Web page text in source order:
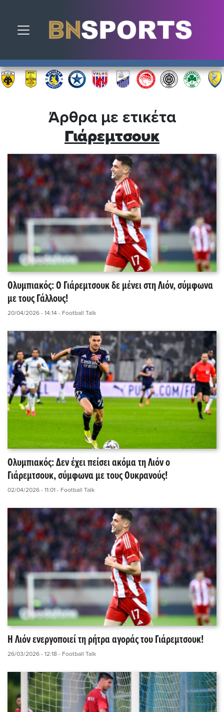
Toggle navigation
Άρθρα με ετικέτα
Γιάρεμτσουκ
Ολυμπιακός: Ο Γιάρεμτσουκ δε μένει στη Λιόν, σύμφωνα
με τους Γάλλους!
20/04/2026 - 14:14 - Football Talk
Ολυμπιακός: Δεν έχει πείσει ακόμα τη Λιόν ο
Γιάρεμτσουκ, σύμφωνα με τους Ουκρανούς!
02/04/2026 - 11:01 - Football Talk
Η Λιόν ενεργοποιεί τη ρήτρα αγοράς του Γιάρεμτσουκ!
26/03/2026 - 12:18 - Football Talk